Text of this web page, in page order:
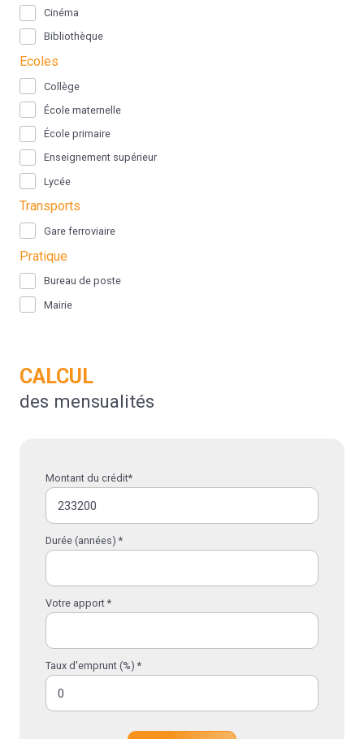
Cinéma
Bibliothèque
Ecoles
Collège
École maternelle
École primaire
Enseignement supérieur
Lycée
Transports
Gare ferroviaire
Pratique
Bureau de poste
Mairie
CALCUL
des mensualités
Montant du crédit*
Durée (années) *
Votre apport *
Taux d'emprunt (%) *